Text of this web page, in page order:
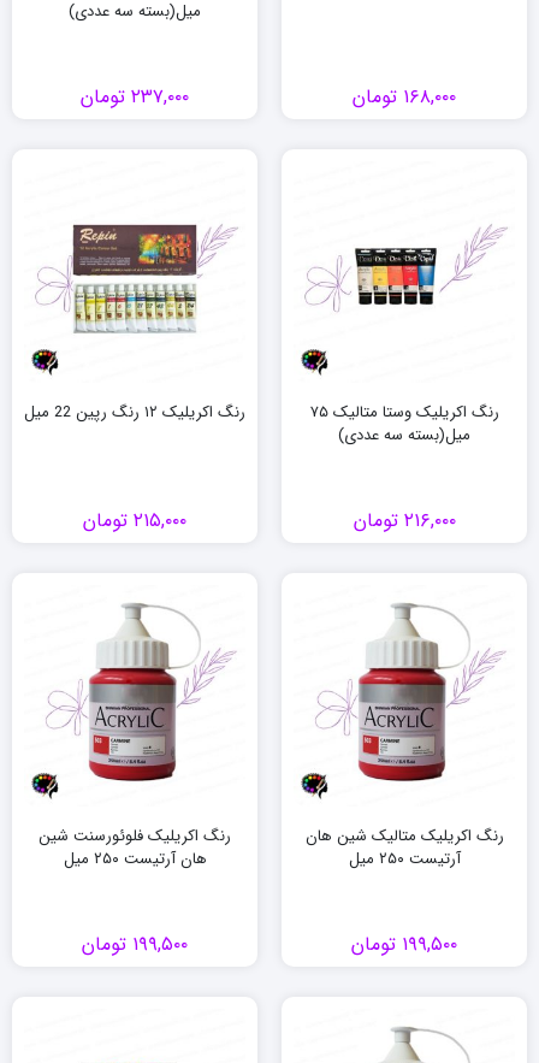
۱۶۸,۰۰۰ تومان
میل(بسته سه عددی)
۲۳۷,۰۰۰ تومان
رنگ اکریلیک وستا متالیک ۷۵
میل(بسته سه عددی)
۲۱۶,۰۰۰ تومان
رنگ اکریلیک ۱۲ رنگ رپین 22 میل
۲۱۵,۰۰۰ تومان
رنگ اکریلیک متالیک شین هان
آرتیست ۲۵۰ میل
۱۹۹,۵۰۰ تومان
رنگ اکریلیک فلوئورسنت شین
هان آرتیست ۲۵۰ میل
۱۹۹,۵۰۰ تومان